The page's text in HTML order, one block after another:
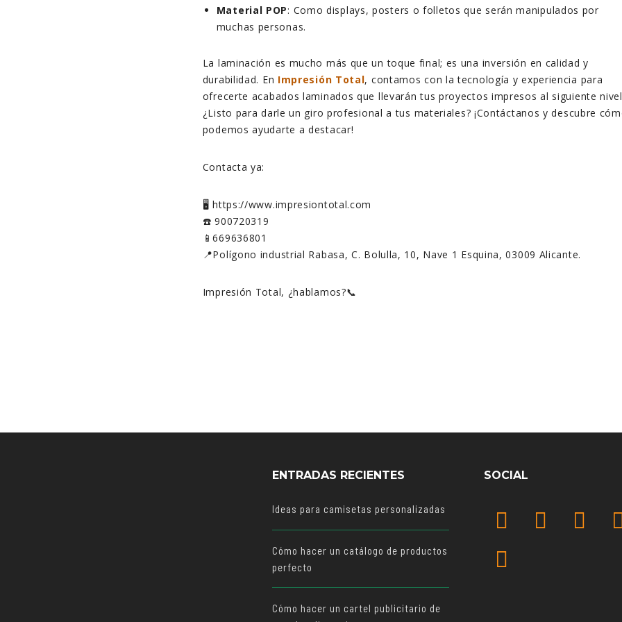
Material POP: Como displays, posters o folletos que serán manipulados por
muchas personas.
La laminación es mucho más que un toque final; es una inversión en calidad y
durabilidad. En Impresión Total, contamos con la tecnología y experiencia para
ofrecerte acabados laminados que llevarán tus proyectos impresos al siguiente
¿Listo para darle un giro profesional a tus materiales? ¡Contáctanos y descubre
podemos ayudarte a destacar!
Contacta ya:
🖥️ https://www.impresiontotal.com
☎️ 900720319
📱669636801
📍Polígono industrial Rabasa, C. Bolulla, 10, Nave 1 Esquina, 03009 Alicante.
Impresión Total, ¿hablamos?📞
ENTRADAS RECIENTES
Ideas para camisetas personalizadas
Cómo hacer un catálogo de productos
perfecto
Cómo hacer un cartel publicitario de
SOCIAL